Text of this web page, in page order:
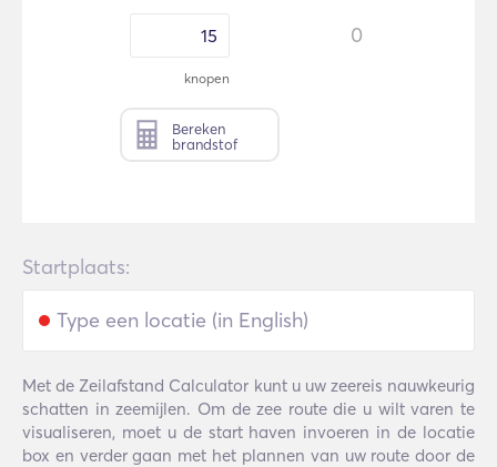
Startplaats:
Met de Zeilafstand Calculator kunt u uw zeereis nauwkeurig
schatten in zeemijlen. Om de zee route die u wilt varen te
visualiseren, moet u de start haven invoeren in de locatie
box en verder gaan met het plannen van uw route door de
knopen
0
Bereken
brandstof